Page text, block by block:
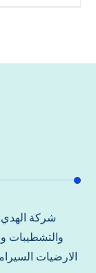
شركة الهدي
والتشطيبات
الارضيات